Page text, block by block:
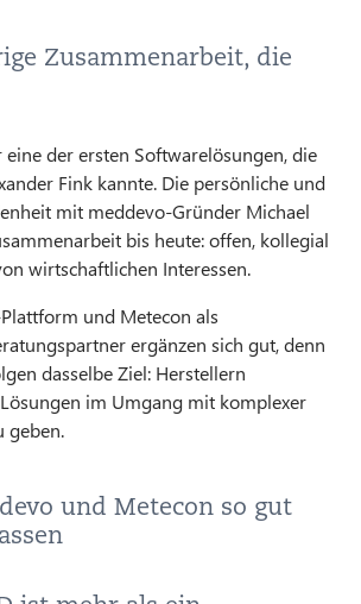
Zusammenarbeit, die
eine der ersten Softwarelösungen, die
Fink kannte. Die persönliche und
mit meddevo-Gründer Michael
bis heute: offen, kollegial
wirtschaftlichen Interessen.
und Metecon als
ergänzen sich gut, denn
dasselbe Ziel: Herstellern
im Umgang mit komplexer
geben.
und Metecon so gut